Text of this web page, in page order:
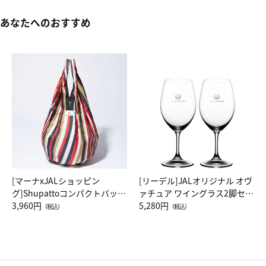
あなたへのおすすめ
[マーナxJALショッピン
グ]Shupattoコンパクトバッグ
Drop JAL客室乗務員（LC）ス
3,960円 （税込）
[リーデル]JALオリジナル オヴ
ァチュア ワイングラス2脚セッ
ト（レッドワイン）
5,280円 （税込）